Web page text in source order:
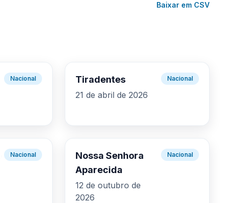
Baixar em CSV
Nacional Tiradentes
21 de abril de 2026
Nacional
Nacional
Nossa Senhora
Aparecida
12 de outubro de
2026
Nacional